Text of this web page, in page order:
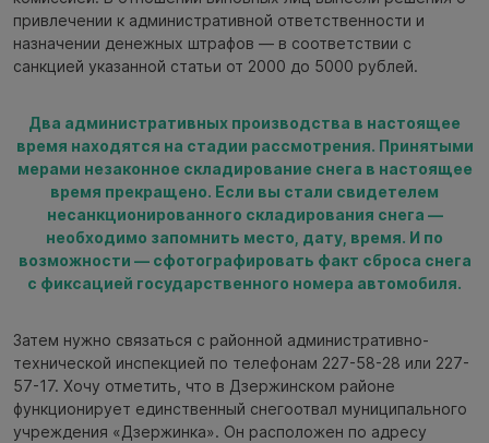
привлечении к административной ответственности и
назначении денежных штрафов — в соответствии с
санкцией указанной статьи от 2000 до 5000 рублей.
Два административных производства в настоящее
время находятся на стадии рассмотрения. Принятыми
мерами незаконное складирование снега в настоящее
время прекращено. Если вы стали свидетелем
несанкционированного складирования снега —
необходимо запомнить место, дату, время. И по
возможности — сфотографировать факт сброса снега
с фиксацией государственного номера автомобиля.
Затем нужно связаться с районной административно-
технической инспекцией по телефонам 227-58-28 или 227-
57-17. Хочу отметить, что в Дзержинском районе
функционирует единственный снегоотвал муниципального
учреждения «Дзержинка». Он расположен по адресу